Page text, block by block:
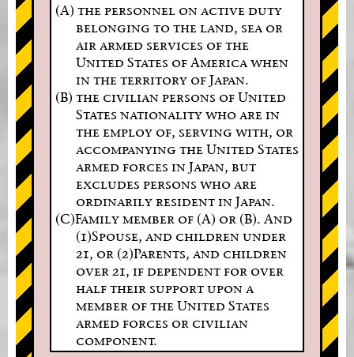
(A) the personnel on active duty
belonging to the land, sea or
air armed services of the
United States of America when
in the territory of Japan.
(B) the civilian persons of United
States nationality who are in
the employ of, serving with, or
accompanying the United States
armed forces in Japan, but
excludes persons who are
ordinarily resident in Japan.
(C)Family member of (A) or (B). And
(1)Spouse, and children under
21, or (2)Parents, and children
over 21, if dependent for over
half their support upon a
member of the United States
armed forces or civilian
component.